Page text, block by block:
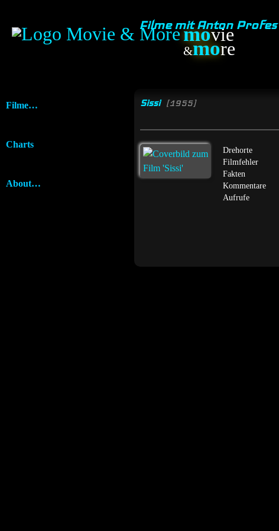
movie
&more
Filme mit Anton Profes
Filme…
Charts
About…
Sissi [1955]
Drehorte
Filmfehler
Fakten
Kommentare
Aufrufe